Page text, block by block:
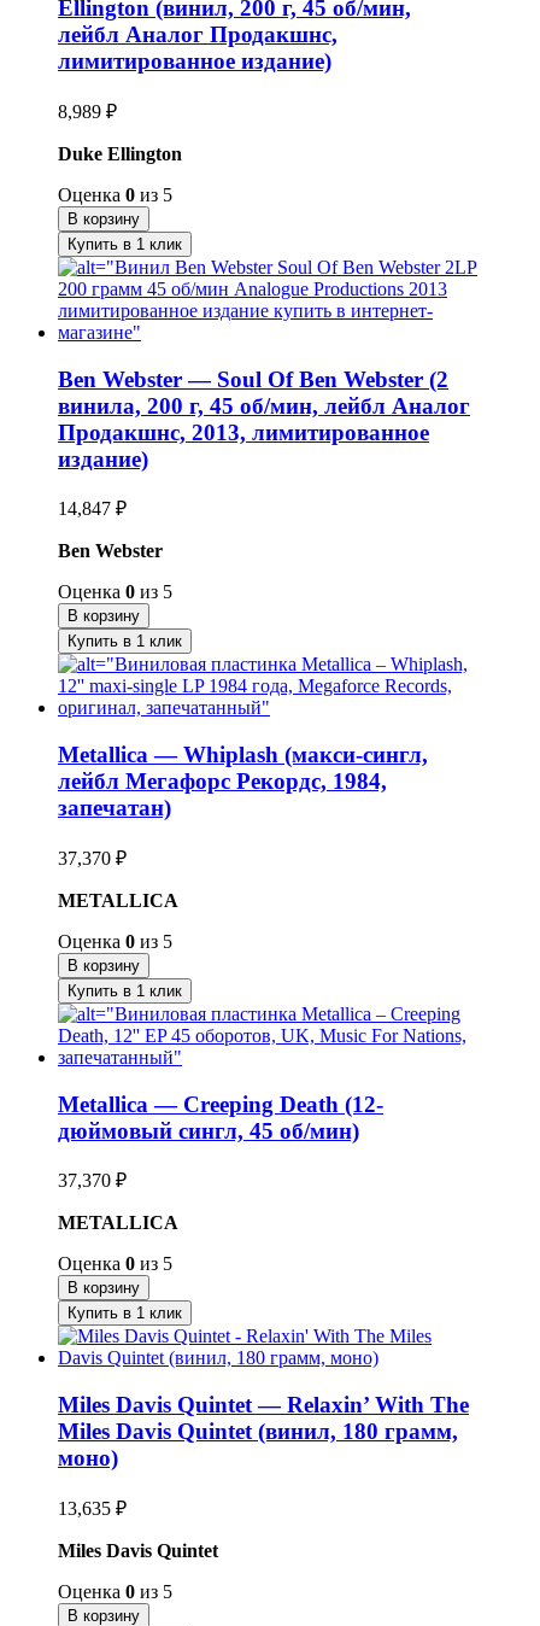
Ellington (винил, 200 г, 45 об/мин,
лейбл Аналог Продакшнс,
лимитированное издание)
8,989 ₽
Duke Ellington
Оценка 0 из 5
В корзину
Купить в 1 клик
Ben Webster — Soul Of Ben Webster (2
винила, 200 г, 45 об/мин, лейбл Аналог
Продакшнс, 2013, лимитированное
издание)
14,847 ₽
Ben Webster
Оценка 0 из 5
В корзину
Купить в 1 клик
Metallica — Whiplash (макси-сингл,
лейбл Мегафорс Рекордс, 1984,
запечатан)
37,370 ₽
METALLICA
Оценка 0 из 5
В корзину
Купить в 1 клик
Metallica — Creeping Death (12-
дюймовый сингл, 45 об/мин)
37,370 ₽
METALLICA
Оценка 0 из 5
В корзину
Купить в 1 клик
Miles Davis Quintet — Relaxin’ With The
Miles Davis Quintet (винил, 180 грамм,
моно)
13,635 ₽
Miles Davis Quintet
Оценка 0 из 5
В корзину